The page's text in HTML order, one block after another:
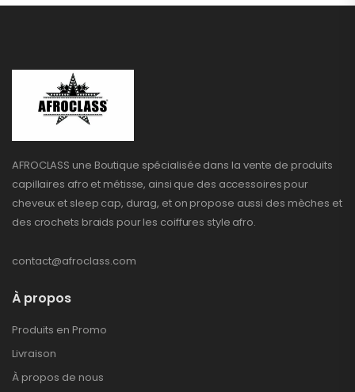
AFROCLASS une Boutique spécialisée dans la vente de produits
capillaires afro et métisse, ainsi que des accessoires pour
cheveux et sleep cap, durag, et on propose aussi des mèches et
des crochets braids pour les coiffures style afro.
contact@afroclass.com
À propos
Produits en Promo
Livraison
À propos de nous